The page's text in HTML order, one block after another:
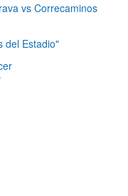
vs Correcaminos
del Estadio"